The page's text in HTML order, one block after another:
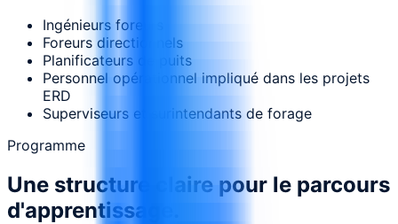
Ingénieurs foreurs
Foreurs directionnels
Planificateurs de puits
Personnel opérationnel impliqué dans les projets
ERD
Superviseurs et surintendants de forage
Programme
Une structure claire pour le parcours
d'apprentissage.